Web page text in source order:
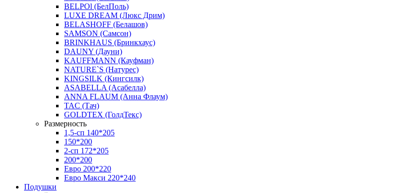
BELPOl (БелПоль)
LUXE DREAM (Люкс Дрим)
BELASHOFF (Белашов)
SAMSON (Самсон)
BRINKHAUS (Бринкхаус)
DAUNY (Дауни)
KAUFFMANN (Кауфман)
NATURE`S (Натурес)
KINGSILK (Кингсилк)
ASABELLA (Асабелла)
ANNA FLAUM (Анна Флаум)
TAC (Тач)
GOLDTEX (ГолдТекс)
Размерность
1,5-сп 140*205
150*200
2-сп 172*205
200*200
Евро 200*220
Евро Макси 220*240
Подушки